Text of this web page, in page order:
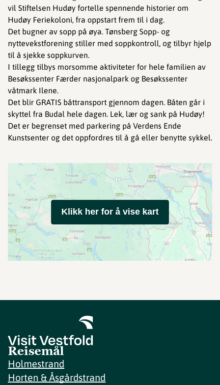
vil Stiftelsen Hudøy fortelle spennende historier om
Hudøy Feriekoloni, fra oppstart frem til i dag.
Det bugner av sopp på øya. Tønsberg Sopp- og
nyttevekstforening stiller med soppkontroll, og tilbyr hjelp
til å sjekke soppkurven.
I tillegg tilbys morsomme aktiviteter for hele familien av
Besøkssenter Færder nasjonalpark og Besøkssenter
våtmark Ilene.
Det blir GRATIS båttransport gjennom dagen. Båten går i
skyttel fra Budal hele dagen. Lek, lær og sank på Hudøy!
Det er begrenset med parkering på Verdens Ende
Kunstsenter og det oppfordres til å gå eller benytte sykkel.
Klikk her for å vise kart
Reisemål
Holmestrand
Horten & Åsgårdstrand